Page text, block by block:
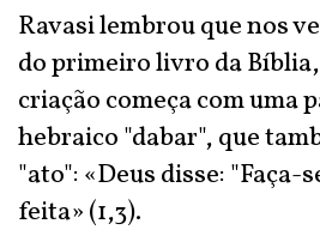
Ravasi lembrou que nos
do primeiro livro da
criação começa com uma
hebraico "dabar", que
"ato": «Deus disse: "Faça-
feita» (1,3).